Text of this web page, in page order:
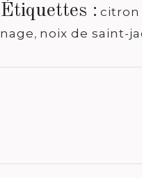
Étiquettes : citron
nage, noix de saint-